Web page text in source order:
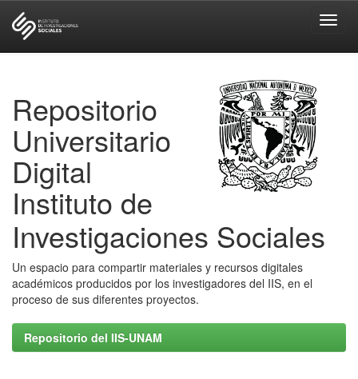
Repositorio
Universitario
Digital
Instituto de
Investigaciones Sociales
Un espacio para compartir materiales y recursos digitales
académicos producidos por los investigadores del IIS, en el
proceso de sus diferentes proyectos.
Repositorio del IIS-UNAM